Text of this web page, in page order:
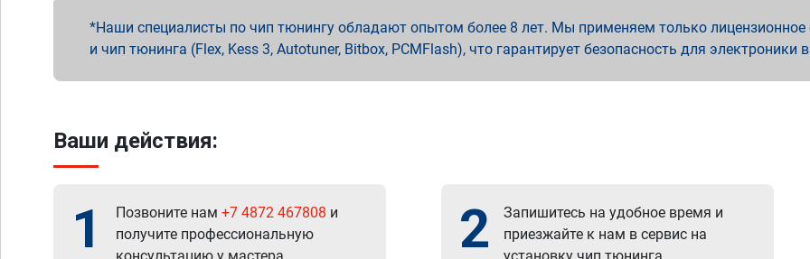
Наши специалисты по чип тюнингу обладают опытом более 8 лет. Мы применяем только лицензионное
и чип тюнинга (Flex, Kess 3, Autotuner, Bitbox, PCMFlash), что гарантирует безопасность для электроники
Ваши действия:
1 Позвоните нам +7 4872 467808 и
получите профессиональную
2
Запишитесь на удобное время и
приезжайте к нам в сервис на